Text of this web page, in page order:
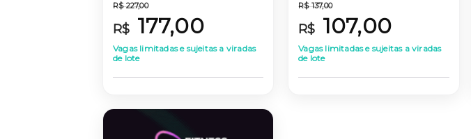
R$227,00
R$ 177,00
Vagas limitadas e sujeitas a viradas
de lote
R$137,00
R$ 107,00
Vagas limitadas e sujeitas a viradas
de lote